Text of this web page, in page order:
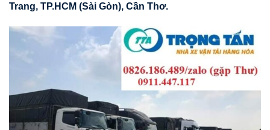
Trang, TP.HCM (Sài Gòn), Cần Thơ.